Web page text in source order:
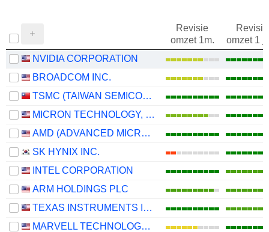
Revisie
omzet 1m.
Revisie
omzet 1
NVIDIA CORPORATION
BROADCOM INC.
TSMC (TAIWAN SEMICONDUCTOR MANUFACTURING COMPANY)
MICRON TECHNOLOGY, INC.
AMD (ADVANCED MICRO DEVICES)
SK HYNIX INC.
INTEL CORPORATION
ARM HOLDINGS PLC
TEXAS INSTRUMENTS INCORPORATED
MARVELL TECHNOLOGY GROUP LTD